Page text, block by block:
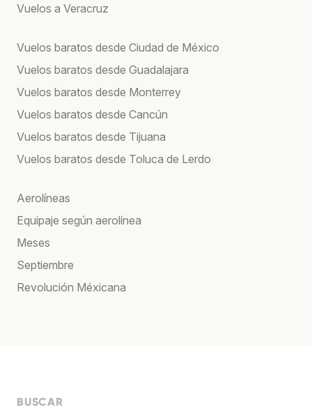
Vuelos a Veracruz
Vuelos baratos desde Ciudad de México
Vuelos baratos desde Guadalajara
Vuelos baratos desde Monterrey
Vuelos baratos desde Cancún
Vuelos baratos desde Tijuana
Vuelos baratos desde Toluca de Lerdo
Aerolíneas
Equipaje según aerolínea
Meses
Septiembre
Revolución Méxicana
BUSCAR